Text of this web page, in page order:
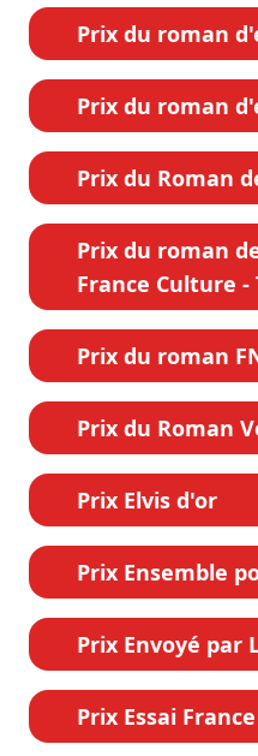
Prix du roman
Prix du roman
Prix du Roman
Prix du roman
France Culture -
Prix du roman
Prix du Roman
Prix Elvis d'or
Prix Ensemble
Prix Envoyé par
Prix Essai